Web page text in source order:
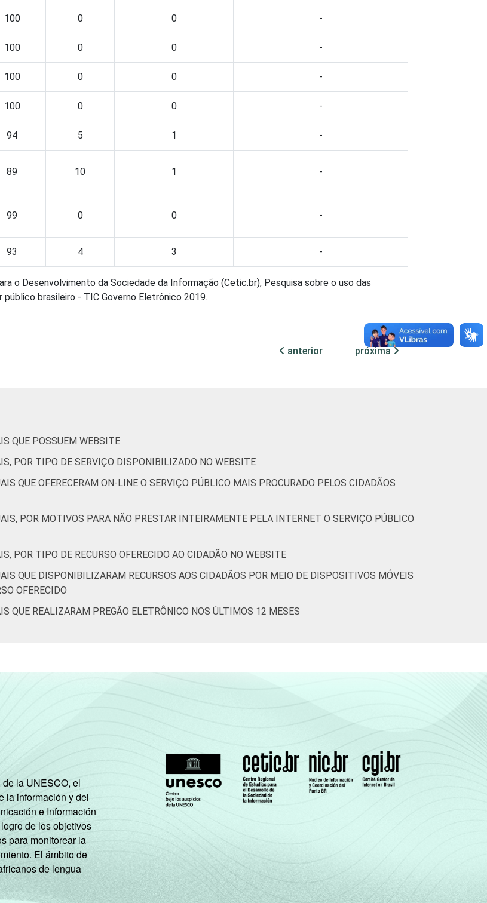
100 0 0 -
100 0 0 -
100 0 0 -
100 0 0 -
94 5 1 -
89 10 1 -
99 0 0 -
93 4 3 -
o Desenvolvimento da Sociedade da Informação (Cetic.br), Pesquisa sobre o uso das
brasileiro - TIC Governo Eletrônico 2019.
anterior próxima
QUE POSSUEM WEBSITE
POR TIPO DE SERVIÇO DISPONIBILIZADO NO WEBSITE
QUE OFERECERAM ON-LINE O SERVIÇO PÚBLICO MAIS PROCURADO PELOS CIDADÃOS
POR MOTIVOS PARA NÃO PRESTAR INTEIRAMENTE PELA INTERNET O SERVIÇO PÚBLICO
POR TIPO DE RECURSO OFERECIDO AO CIDADÃO NO WEBSITE
QUE DISPONIBILIZARAM RECURSOS AOS CIDADÃOS POR MEIO DE DISPOSITIVOS MÓVEIS
OFERECIDO
QUE REALIZARAM PREGÃO ELETRÔNICO NOS ÚLTIMOS 12 MESES
la UNESCO, el
la información y del
e Información
de los objetivos
para monitorear la
El ámbito de
de lengua